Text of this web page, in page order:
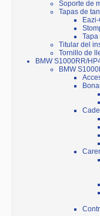
Soporte de
Tapas de
Titular del
Tornillo de
BMW S1000RR/
BMW